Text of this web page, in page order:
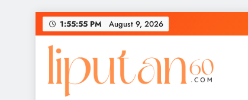
Skip
to
content
1:55:55 PM August 9, 2026